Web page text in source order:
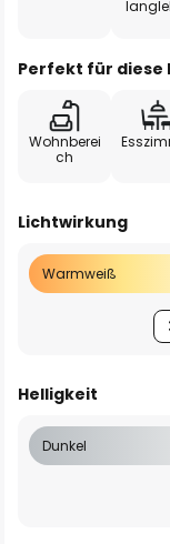
Perfekt für diese
Wohnberei
ch
Lichtwirkung
Warmweiß
Helligkeit
Dunkel